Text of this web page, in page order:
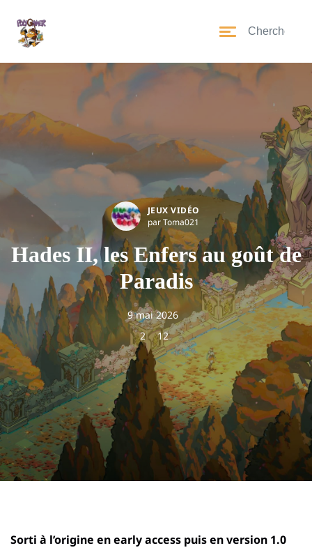
JEUX VIDÉO
par Toma021
Hades II, les Enfers au goût de
Paradis
9 mai 2026
2
12
Sorti à l’origine en early access puis en version 1.0